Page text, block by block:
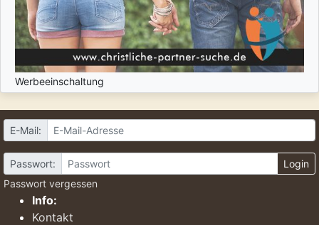
Werbeeinschaltung
E-Mail:
Passwort:
Login
Passwort vergessen
Info:
Kontakt